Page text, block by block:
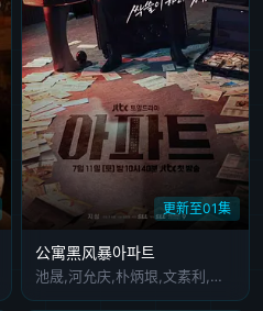
更新至01集
公寓黑风暴아파트
池晟,河允庆,朴炳垠,文素利,郑顺元,黄熙,金泽